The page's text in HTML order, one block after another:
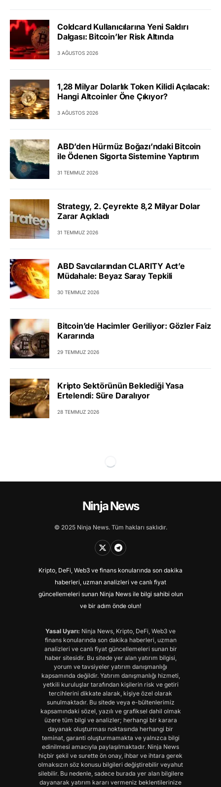
Coldcard Kullanıcılarına Yeni Saldırı
Dalgası: Bitcoin’ler Risk Altında
3 AĞUSTOS 2026
1,28 Milyar Dolarlık Token Kilidi Açılacak:
Hangi Altcoinler Öne Çıkıyor?
3 AĞUSTOS 2026
ABD’den Hürmüz Boğazı’ndaki Bitcoin
ile Ödenen Sigorta Sistemine Yaptırım
31 TEMMUZ 2026
Strategy, 2. Çeyrekte 8,2 Milyar Dolar
Zarar Açıkladı
31 TEMMUZ 2026
ABD Savcılarından CLARITY Act’e
Müdahale: Beyaz Saray Tepkili
30 TEMMUZ 2026
Bitcoin’de Hacimler Geriliyor: Gözler Faiz
Kararında
29 TEMMUZ 2026
Kripto Sektörünün Beklediği Yasa
Ertelendi: Süre Daralıyor
28 TEMMUZ 2026
Ninja News
© 2025 Ninja News. Tüm hakları saklıdır.
Kripto, DeFi, Web3 ve finans konularında son dakika
haberleri, uzman analizleri ve canlı fiyat
güncellemeleri sunan Ninja News ile bilgi sahibi olun
ve bir adım önde olun!
Yasal Uyarı: Ninja News, Kripto, DeFi, Web3 ve
finans konularında son dakika haberleri, uzman
analizleri ve canlı fiyat güncellemeleri sunan bir
haber sitesidir. Bu sitede yer alan yatırım bilgisi,
yorum ve tavsiyeler yatırım danışmanlığı
kapsamında değildir. Yatırım danışmanlığı hizmeti,
yetkili kuruluşlar tarafından kişilerin risk ve getiri
tercihlerini dikkate alarak, kişiye özel olarak
sunulmaktadır. Bu sitede veya e-bültenlerimiz
kapsamındaki sözel, yazılı ve grafiksel dahil olmak
üzere tüm bilgi ve analizler; herhangi bir karara
dayanak oluşturması noktasında herhangi bir
teminat, garanti oluşturmamakta ve yalnızca bilgi
edinilmesi amacıyla paylaşılmaktadır. Ninja News
hiçbir şekil ve surette ön onay, ihbar ve ihtara gerek
olmaksızın söz konusu bilgileri değiştirebilir veyahut
silebilir. Bu nedenle, sadece burada yer alan bilgilere
dayanarak yatırım kararı vermeniz beklentilerinize